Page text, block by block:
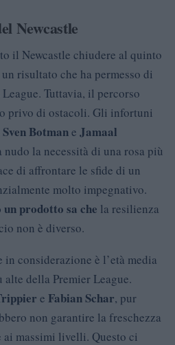
Newcastle
il Newcastle chiudere al quinto
risultato che ha permesso di
Tuttavia, il percorso
privo di ostacoli. Gli infortuni
Sven Botmane Jamaal
nudo la necessità di una rosa più
di affrontare le sfide di un
molto impegnativo.
prodotto sa che la resilienza
non è diverso.
in considerazione è l’età media
della Premier League.
e Fabian Schar, pur
non garantire la freschezza
ai massimi livelli. Questo ci